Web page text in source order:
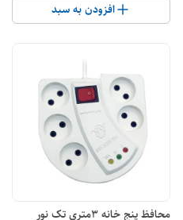
افزودن به سبد
محافظ پنج خانه 3متری تک نور